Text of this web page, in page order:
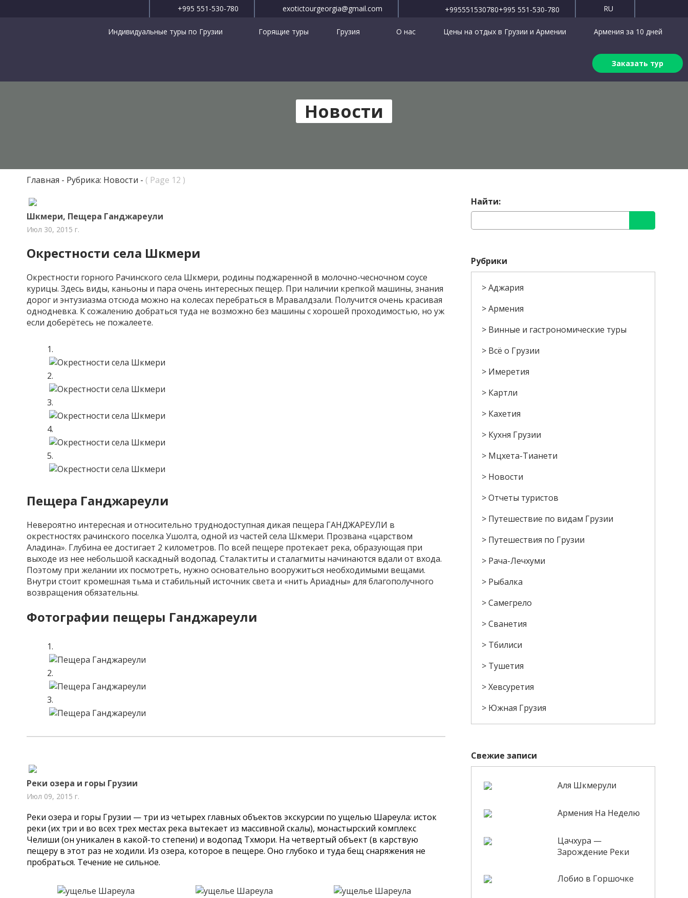
+995 551-530-780 exotictourgeorgia@gmail.com +995551530780+995 551-530-780 RU
Индивидуальные туры по Грузии Горящие туры Грузия О нас Цены на отдых в Грузии и Армении Армения за 10 дней
Заказать тур
Новости
Главная Рубрика: Новости ( Page 12 )
Шкмери, Пещера Ганджареули
Июл 30, 2015 г.
Окрестности села Шкмери
Окрестности горного Рачинского села Шкмери, родины поджаренной в молочно-чесночном соусе
курицы. Здесь виды, каньоны и пара очень интересных пещер. При наличии крепкой машины, знания
дорог и энтузиазма отсюда можно на колесах перебраться в Мравалдзали. Получится очень красивая
однодневка. К сожалению добраться туда не возможно без машины с хорошей проходимостью, но уж
если доберётесь не пожалеете.
Пещера Ганджареули
Невероятно интересная и относительно труднодоступная дикая пещера ГАНДЖАРЕУЛИ в
окрестностях рачинского поселка Ушолта, одной из частей села Шкмери. Прозвана «царством
Аладина». Глубина ее достигает 2 километров. По всей пещере протекает река, образующая при
выходе из нее небольшой каскадный водопад. Сталактиты и сталагмиты начинаются вдали от входа.
Поэтому при желании их посмотреть, нужно основательно вооружиться необходимыми вещами.
Внутри стоит кромешная тьма и стабильный источник света и «нить Ариадны» для благополучного
возвращения обязательны.
Фотографии пещеры Ганджареули
Реки озера и горы Грузии
Июл 09, 2015 г.
Реки озера и горы Грузии — три из четырех главных объектов экскурсии по ущелью Шареула: исток
реки (их три и во всех трех местах река вытекает из массивной скалы), монастырский комплекс
Челиши (он уникален в какой-то степени) и водопад Тхмори. На четвертый объект (в карствую
пещеру в этот раз не ходили. Из озера, которое в пещере. Оно глубоко и туда бещ снаряжения не
пробраться. Течение не сильное.
Найти:
Рубрики
Аджария
Армения
Винные и гастрономические туры
Всё о Грузии
Имеретия
Картли
Кахетия
Кухня Грузии
Мцхета-Тианети
Новости
Отчеты туристов
Путешествие по видам Грузии
Путешествия по Грузии
Рача-Лечхуми
Рыбалка
Самегрело
Сванетия
Тбилиси
Тушетия
Хевсуретия
Южная Грузия
Свежие записи
Аля Шкмерули
Армения На Неделю
Цачхура —
Зарождение Реки
Лобио в Горшочке